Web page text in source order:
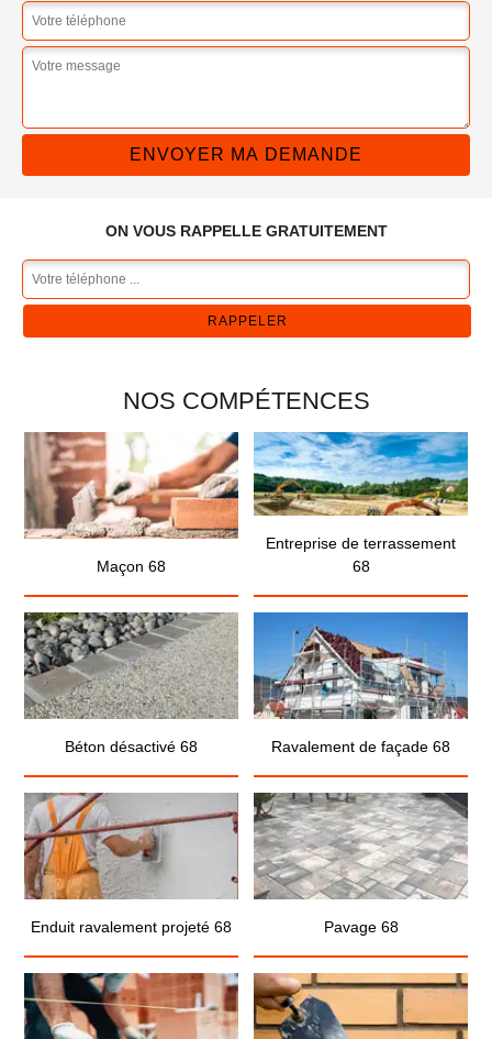
ON VOUS RAPPELLE GRATUITEMENT
NOS COMPÉTENCES
Maçon 68
Entreprise de terrassement
68
Béton désactivé 68 Ravalement de façade 68
Enduit ravalement projeté 68 Pavage 68